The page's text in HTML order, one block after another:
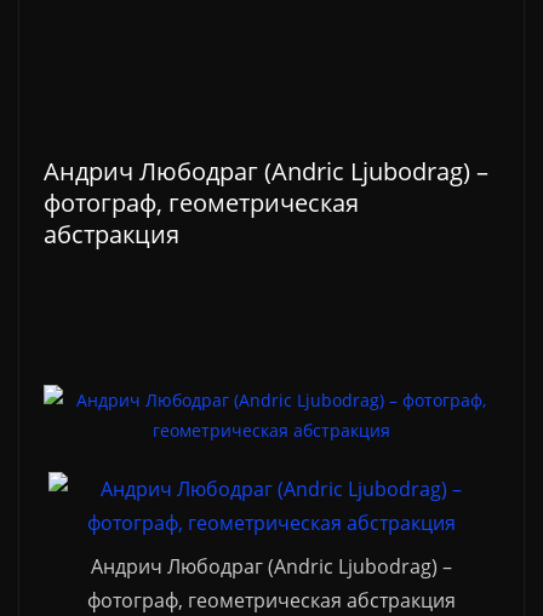
Андрич Любодраг (Andric Ljubodrag) –
фотограф, геометрическая
абстракция
Андрич Любодраг (Andric Ljubodrag) –
фотограф, геометрическая абстракция